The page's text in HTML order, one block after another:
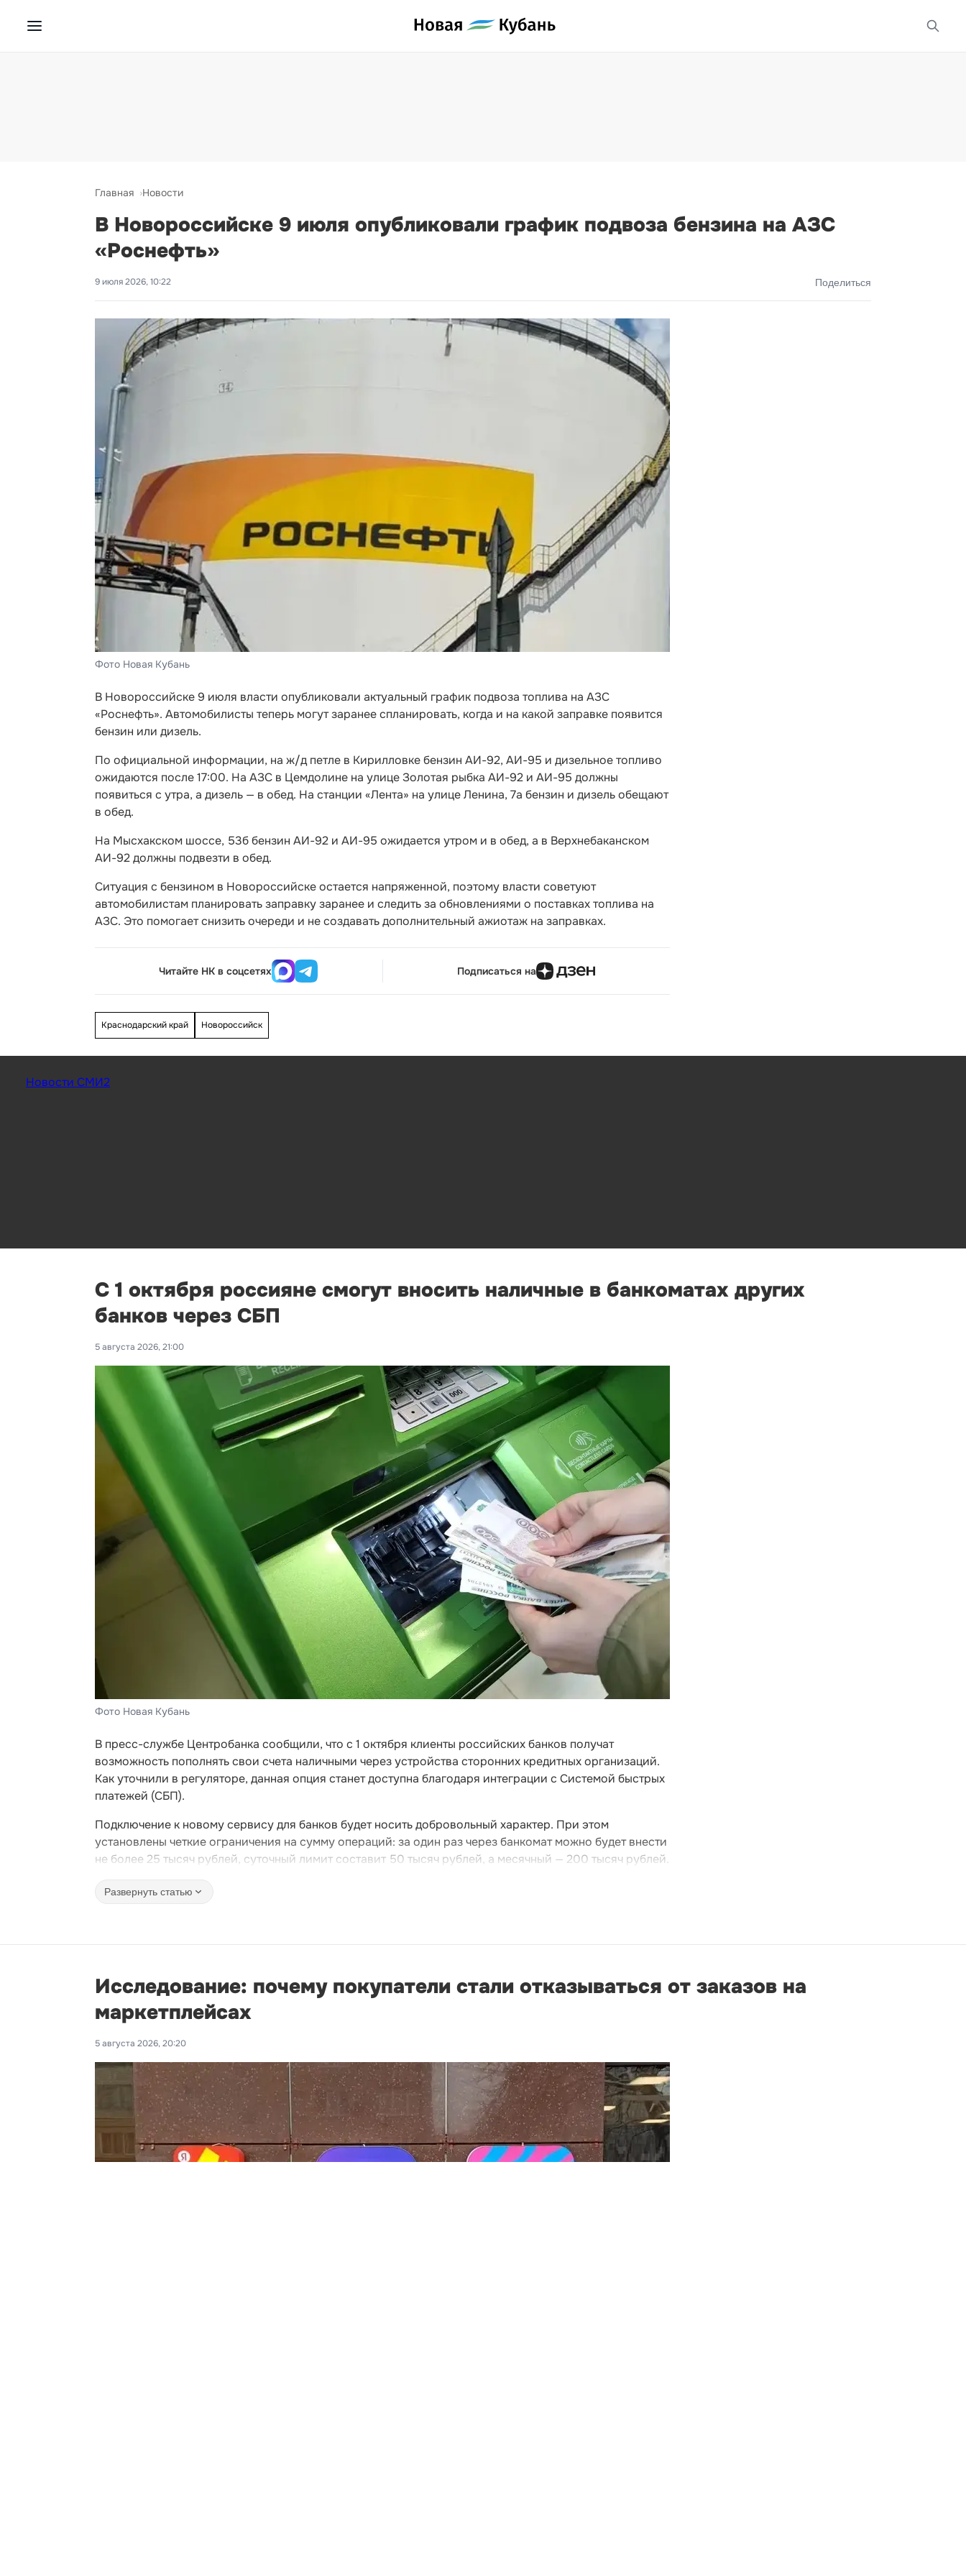
Главная Новости
В Новороссийске 9 июля опубликовали график подвоза бензина на АЗС
«Роснефть»
9 июля 2026, 10:22 Поделиться
Фото Новая Кубань
В Новороссийске 9 июля власти опубликовали актуальный график подвоза топлива на АЗС
«Роснефть». Автомобилисты теперь могут заранее спланировать, когда и на какой заправке появится
бензин или дизель.
По официальной информации, на ж/д петле в Кирилловке бензин АИ-92, АИ-95 и дизельное топливо
ожидаются после 17:00. На АЗС в Цемдолине на улице Золотая рыбка АИ-92 и АИ-95 должны
появиться с утра, а дизель — в обед. На станции «Лента» на улице Ленина, 7а бензин и дизель обещают
в обед.
На Мысхакском шоссе, 53б бензин АИ-92 и АИ-95 ожидается утром и в обед, а в Верхнебаканском
АИ-92 должны подвезти в обед.
Ситуация с бензином в Новороссийске остается напряженной, поэтому власти советуют
автомобилистам планировать заправку заранее и следить за обновлениями о поставках топлива на
АЗС. Это помогает снизить очереди и не создавать дополнительный ажиотаж на заправках.
Читайте НК в соцсетях Подписаться на
Краснодарский край Новороссийск
Новости СМИ2
С 1 октября россияне смогут вносить наличные в банкоматах других
банков через СБП
5 августа 2026, 21:00
Фото Новая Кубань
В пресс-службе Центробанка сообщили, что с 1 октября клиенты российских банков получат
возможность пополнять свои счета наличными через устройства сторонних кредитных организаций.
Как уточнили в регуляторе, данная опция станет доступна благодаря интеграции с Системой быстрых
платежей (СБП).
Подключение к новому сервису для банков будет носить добровольный характер. При этом
установлены четкие ограничения на сумму операций: за один раз через банкомат можно будет внести
не более 25 тысяч рублей, суточный лимит составит 50 тысяч рублей, а месячный — 200 тысяч рублей.
Развернуть статью
Исследование: почему покупатели стали отказываться от заказов на
маркетплейсах
5 августа 2026, 20:20